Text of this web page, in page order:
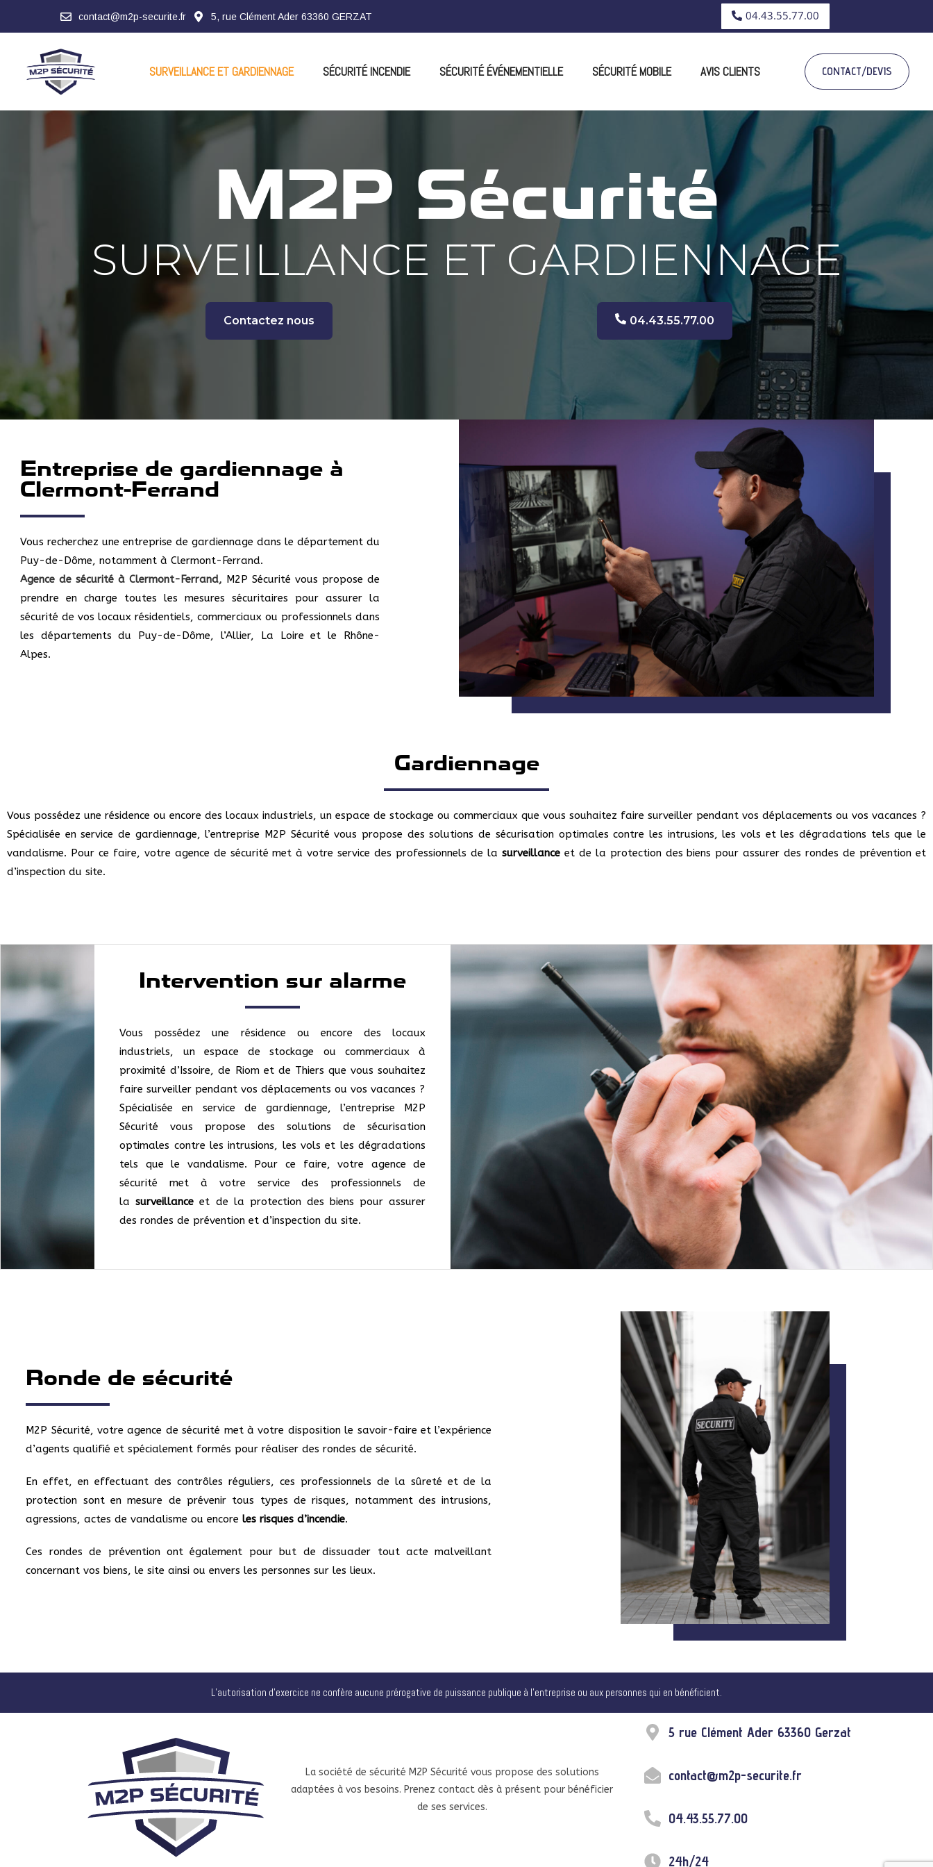
contact@m2p-securite.fr 5, rue Clément Ader 63360 GERZAT 04.43.55.77.00
SURVEILLANCE ET GARDIENNAGE SÉCURITÉ INCENDIE SÉCURITÉ ÉVÉNEMENTIELLE SÉCURITÉ MOBILE AVIS CLIENTS CONTACT/DEVIS
M2P Sécurité
SURVEILLANCE ET GARDIENNAGE
Contactez nous 04.43.55.77.00
Entreprise de gardiennage à
Clermont-Ferrand
Vous recherchez une entreprise de gardiennage dans le département du
Puy-de-Dôme, notamment à Clermont-Ferrand.
Agence de sécurité à Clermont-Ferrand, M2P Sécurité vous propose de
prendre en charge toutes les mesures sécuritaires pour assurer la
sécurité de vos locaux résidentiels, commerciaux ou professionnels dans
les départements du Puy-de-Dôme, l’Allier, La Loire et le Rhône-
Alpes.
Gardiennage
Vous possédez une résidence ou encore des locaux industriels, un espace de stockage ou commerciaux que vous souhaitez faire surveiller pendant vos déplacements ou vos vacances ?
Spécialisée en service de gardiennage, l’entreprise M2P Sécurité vous propose des solutions de sécurisation optimales contre les intrusions, les vols et les dégradations tels que le
vandalisme. Pour ce faire, votre agence de sécurité met à votre service des professionnels de la surveillanceet de la protection des biens pour assurer des rondes de prévention et
d’inspection du site.
Intervention sur alarme
Vous possédez une résidence ou encore des locaux
industriels, un espace de stockage ou commerciaux à
proximité d’Issoire, de Riom et de Thiers que vous souhaitez
faire surveiller pendant vos déplacements ou vos vacances ?
Spécialisée en service de gardiennage, l’entreprise M2P
Sécurité vous propose des solutions de sécurisation
optimales contre les intrusions, les vols et les dégradations
tels que le vandalisme. Pour ce faire, votre agence de
sécurité met à votre service des professionnels de
lasurveillance et de la protection des biens pour assurer
des rondes de prévention et d’inspection du site.
Ronde de sécurité
M2P Sécurité, votre agence de sécurité met à votre disposition le savoir-faire et l’expérience
d’agents qualifié et spécialement formés pour réaliser des rondes de sécurité.
En effet, en effectuant des contrôles réguliers, ces professionnels de la sûreté et de la
protection sont en mesure de prévenir tous types de risques, notamment des intrusions,
agressions, actes de vandalisme ou encoreles risques d’incendie.
Ces rondes de prévention ont également pour but de dissuader tout acte malveillant
concernant vos biens, le site ainsi ou envers les personnes sur les lieux.
L’autorisation d’exercice ne confère aucune prérogative de puissance publique à l’entreprise ou aux personnes qui en bénéficient.
La société de sécurité M2P Sécurité vous propose des solutions
adaptées à vos besoins. Prenez contact dès à présent pour bénéficier
de ses services.
5 rue Clément Ader 63360 Gerzat
contact@m2p-securite.fr
04.43.55.77.00
24h/24